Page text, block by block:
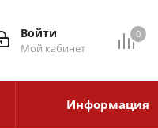
0
Войти
Мой кабинет
Информация